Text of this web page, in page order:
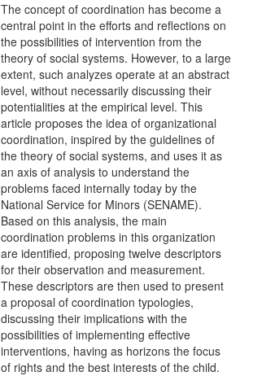
The concept of coordination has become a
central point in the efforts and reflections on
the possibilities of intervention from the
theory of social systems. However, to a large
extent, such analyzes operate at an abstract
level, without necessarily discussing their
potentialities at the empirical level. This
article proposes the idea of organizational
coordination, inspired by the guidelines of
the theory of social systems, and uses it as
an axis of analysis to understand the
problems faced internally today by the
National Service for Minors (SENAME).
Based on this analysis, the main
coordination problems in this organization
are identified, proposing twelve descriptors
for their observation and measurement.
These descriptors are then used to present
a proposal of coordination typologies,
discussing their implications with the
possibilities of implementing effective
interventions, having as horizons the focus
of rights and the best interests of the child.